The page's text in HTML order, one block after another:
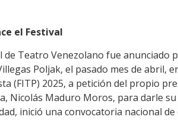
el Festival
de Teatro Venezolano fue
Poljak, el pasado mes de abril,
(FITP) 2025, a petición del propio
Nicolás Maduro Moros, para darle
inició una convocatoria nacional